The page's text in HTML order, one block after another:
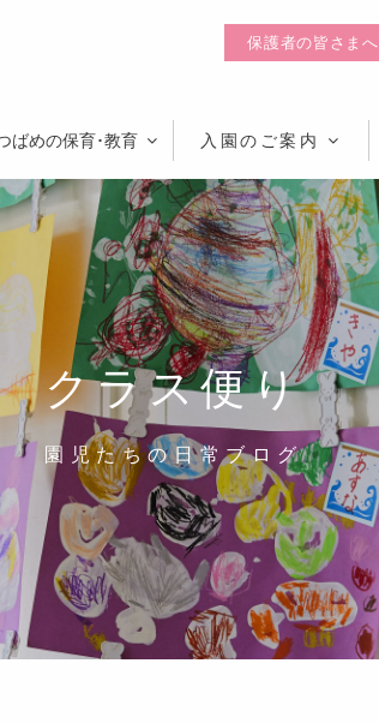
ばめの保育･教育 入園のご案内
保護者の皆さまへ
クラス便り
園児たちの日常ブログ